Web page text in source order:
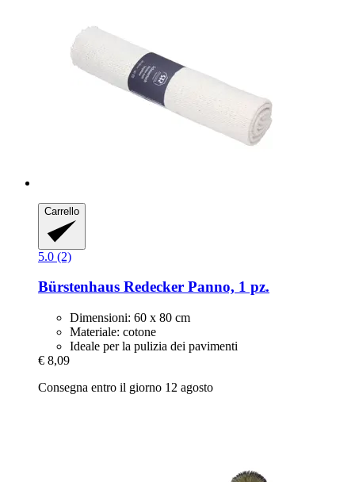
Carrello
5.0 (2)
Bürstenhaus Redecker Panno, 1 pz.
Dimensioni: 60 x 80 cm
Materiale: cotone
Ideale per la pulizia dei pavimenti
€ 8,09
Consegna entro il giorno 12 agosto